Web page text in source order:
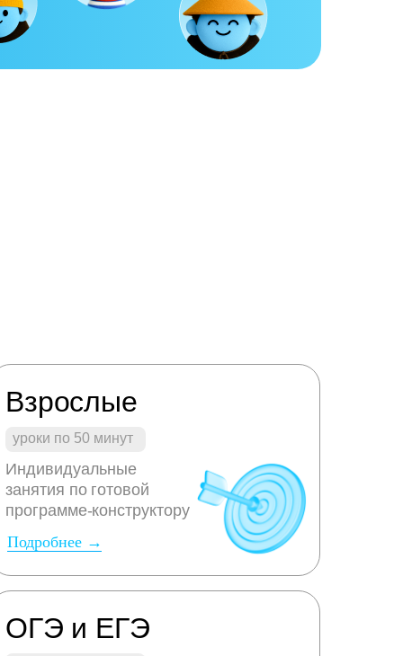
ОГЭ и ЕГЭ
Подробнее →
Индивидуальные
занятия по готовой
программе-конструктору
уроки по 50 минут
Взрослые